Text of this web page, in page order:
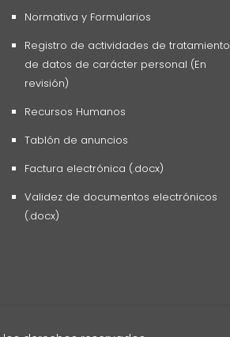
Normativa y Formularios
Registro de actividades de tratamiento
de datos de carácter personal (En
revisión)
Recursos Humanos
Tablón de anuncios
Factura electrónica (.docx)
Validez de documentos electrónicos
(.docx)